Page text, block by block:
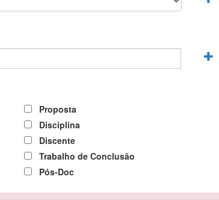
Proposta
Disciplina
Discente
Trabalho de Conclusão
Pós-Doc